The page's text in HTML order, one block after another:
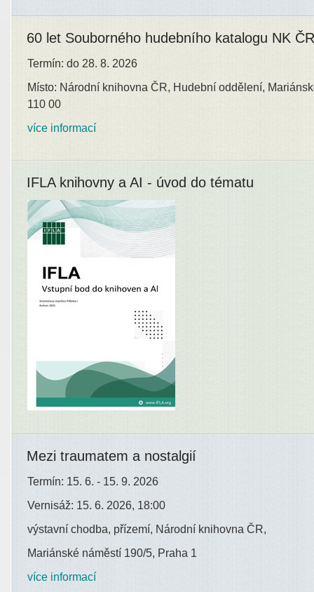
60 let Souborného hudebního katalogu NK ČR
Termín: do 28. 8. 2026
Místo: Národní knihovna ČR, Hudební oddělení,
110 00
více informací
IFLA knihovny a AI - úvod do tématu
Mezi traumatem a nostalgií
Termín: 15. 6. - 15. 9. 2026
Vernisáž: 15. 6. 2026, 18:00
výstavní chodba, přízemí, Národní knihovna ČR,
Mariánské náměstí 190/5, Praha 1
více informací